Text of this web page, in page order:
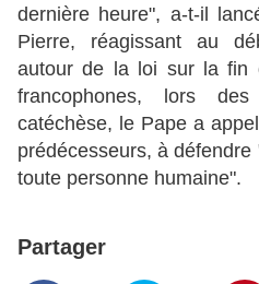
dernière heure", a-t-il
Pierre, réagissant au
autour de la loi sur la fin
francophones, lors
catéchèse, le Pape a
prédécesseurs, à
toute personne humaine".
Partager